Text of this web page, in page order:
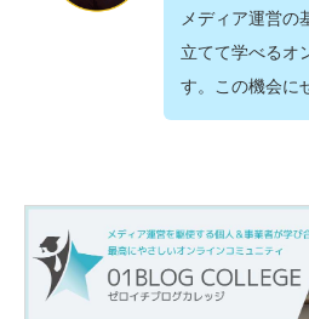
メディア運営の
立てて学べるオ
す。この機会に